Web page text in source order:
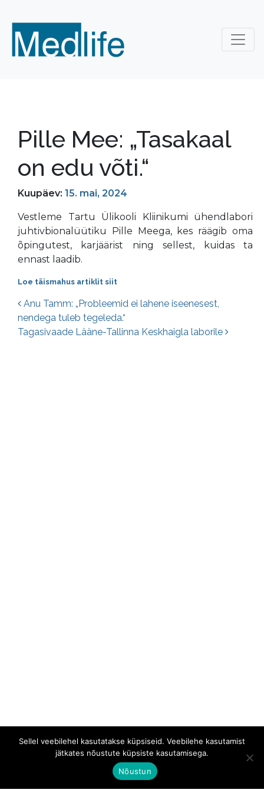
Pille Mee: „Tasakaal
on edu võti.“
Kuupäev: 15. mai, 2024
Vestleme Tartu Ülikooli Kliinikumi ühendlabori
juhtivbionalüütiku Pille Meega, kes räägib oma
õpingutest, karjäärist ning sellest, kuidas ta
ennast laadib.
Loe täismahus artiklit siit
Postituste navigatsioon
Anu Tamm: „Probleemid ei lahene iseenesest,
nendega tuleb tegeleda.“
Tagasivaade Lääne-Tallinna Keskhaigla laborile
Sellel veebilehel kasutatakse küpsiseid. Veebilehe kasutamist
jätkates nõustute küpsiste kasutamisega.
Nõustun